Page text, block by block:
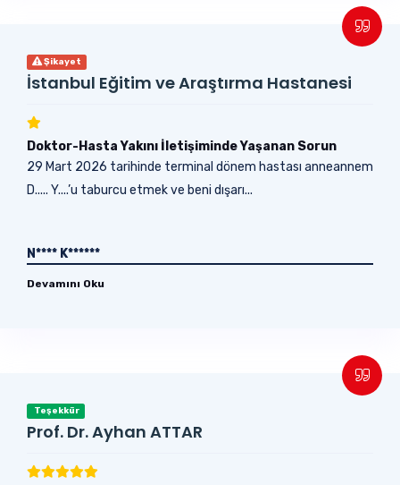
Şikayet
İstanbul Eğitim ve Araştırma Hastanesi
Doktor-Hasta Yakını İletişiminde Yaşanan Sorun
29 Mart 2026 tarihinde terminal dönem hastası anneannem
D..... Y....’u taburcu etmek ve beni dışarı...
N**** K******
Devamını Oku
Teşekkür
Prof. Dr. Ayhan ATTAR